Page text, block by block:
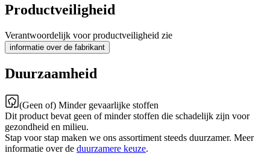
Productveiligheid
Verantwoordelijk voor productveiligheid zie
informatie over de fabrikant
Duurzaamheid
(Geen of) Minder gevaarlijke stoffen
Dit product bevat geen of minder stoffen die schadelijk zijn voor
gezondheid en milieu.
Stap voor stap maken we ons assortiment steeds duurzamer. Meer
informatie over de duurzamere keuze.